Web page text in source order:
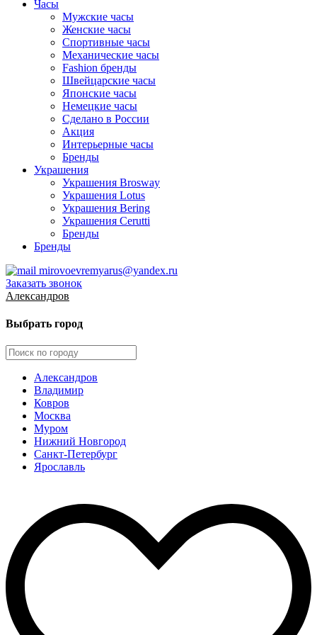
Часы
Мужские часы
Женские часы
Спортивные часы
Механические часы
Fashion бренды
Швейцарские часы
Японские часы
Немецкие часы
Сделано в России
Акция
Интерьерные часы
Бренды
Украшения
Украшения Brosway
Украшения Lotus
Украшения Bering
Украшения Cerutti
Бренды
Бренды
mirovoevremyarus@yandex.ru
Заказать звонок
Александров
Выбрать город
Александров
Владимир
Ковров
Москва
Муром
Нижний Новгород
Санкт-Петербург
Ярославль